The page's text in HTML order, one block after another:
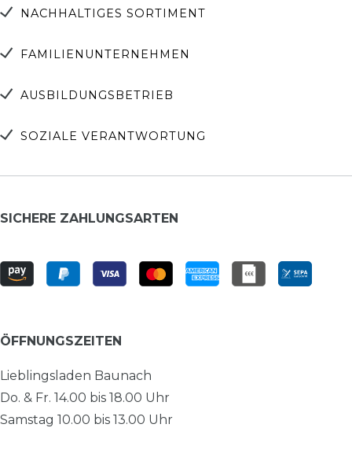
NACHHALTIGES SORTIMENT
FAMILIENUNTERNEHMEN
AUSBILDUNGSBETRIEB
SOZIALE VERANTWORTUNG
SICHERE ZAHLUNGSARTEN
ÖFFNUNGSZEITEN
Lieblingsladen Baunach
Do. & Fr. 14.00 bis 18.00 Uhr
Samstag 10.00 bis 13.00 Uhr